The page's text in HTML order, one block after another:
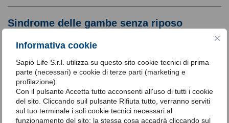
Informativa cookie
Sapio Life S.r.l. utilizza su questo sito cookie tecnici di prima
parte (necessari) e cookie di terze parti (marketing e
profilazione).
Con il pulsante Accetta tutto acconsenti all'uso di tutti i cookie
del sito. Cliccando suil pulsante Rifiuta tutto, verranno serviti
sul tuo terminale i soli cookie tecnici necessari al
funzionamento del sito; la stessa cosa accadrà cliccando sul
Sindrome delle gambe senza riposo
Un fastidio senza tregua
La sindrome delle gambe senza riposo (RLS,
dall’inglese Restless Legs Syndrome) è un
neurologicocaratterizzato daun irresistibile
bisogno di muovere le gambe per fermare
sensazioni sgradevoli di fastidio, dolore o